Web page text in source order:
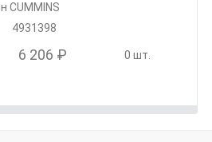
CUMMINS
4931398
6 206 ₽ 0 шт.